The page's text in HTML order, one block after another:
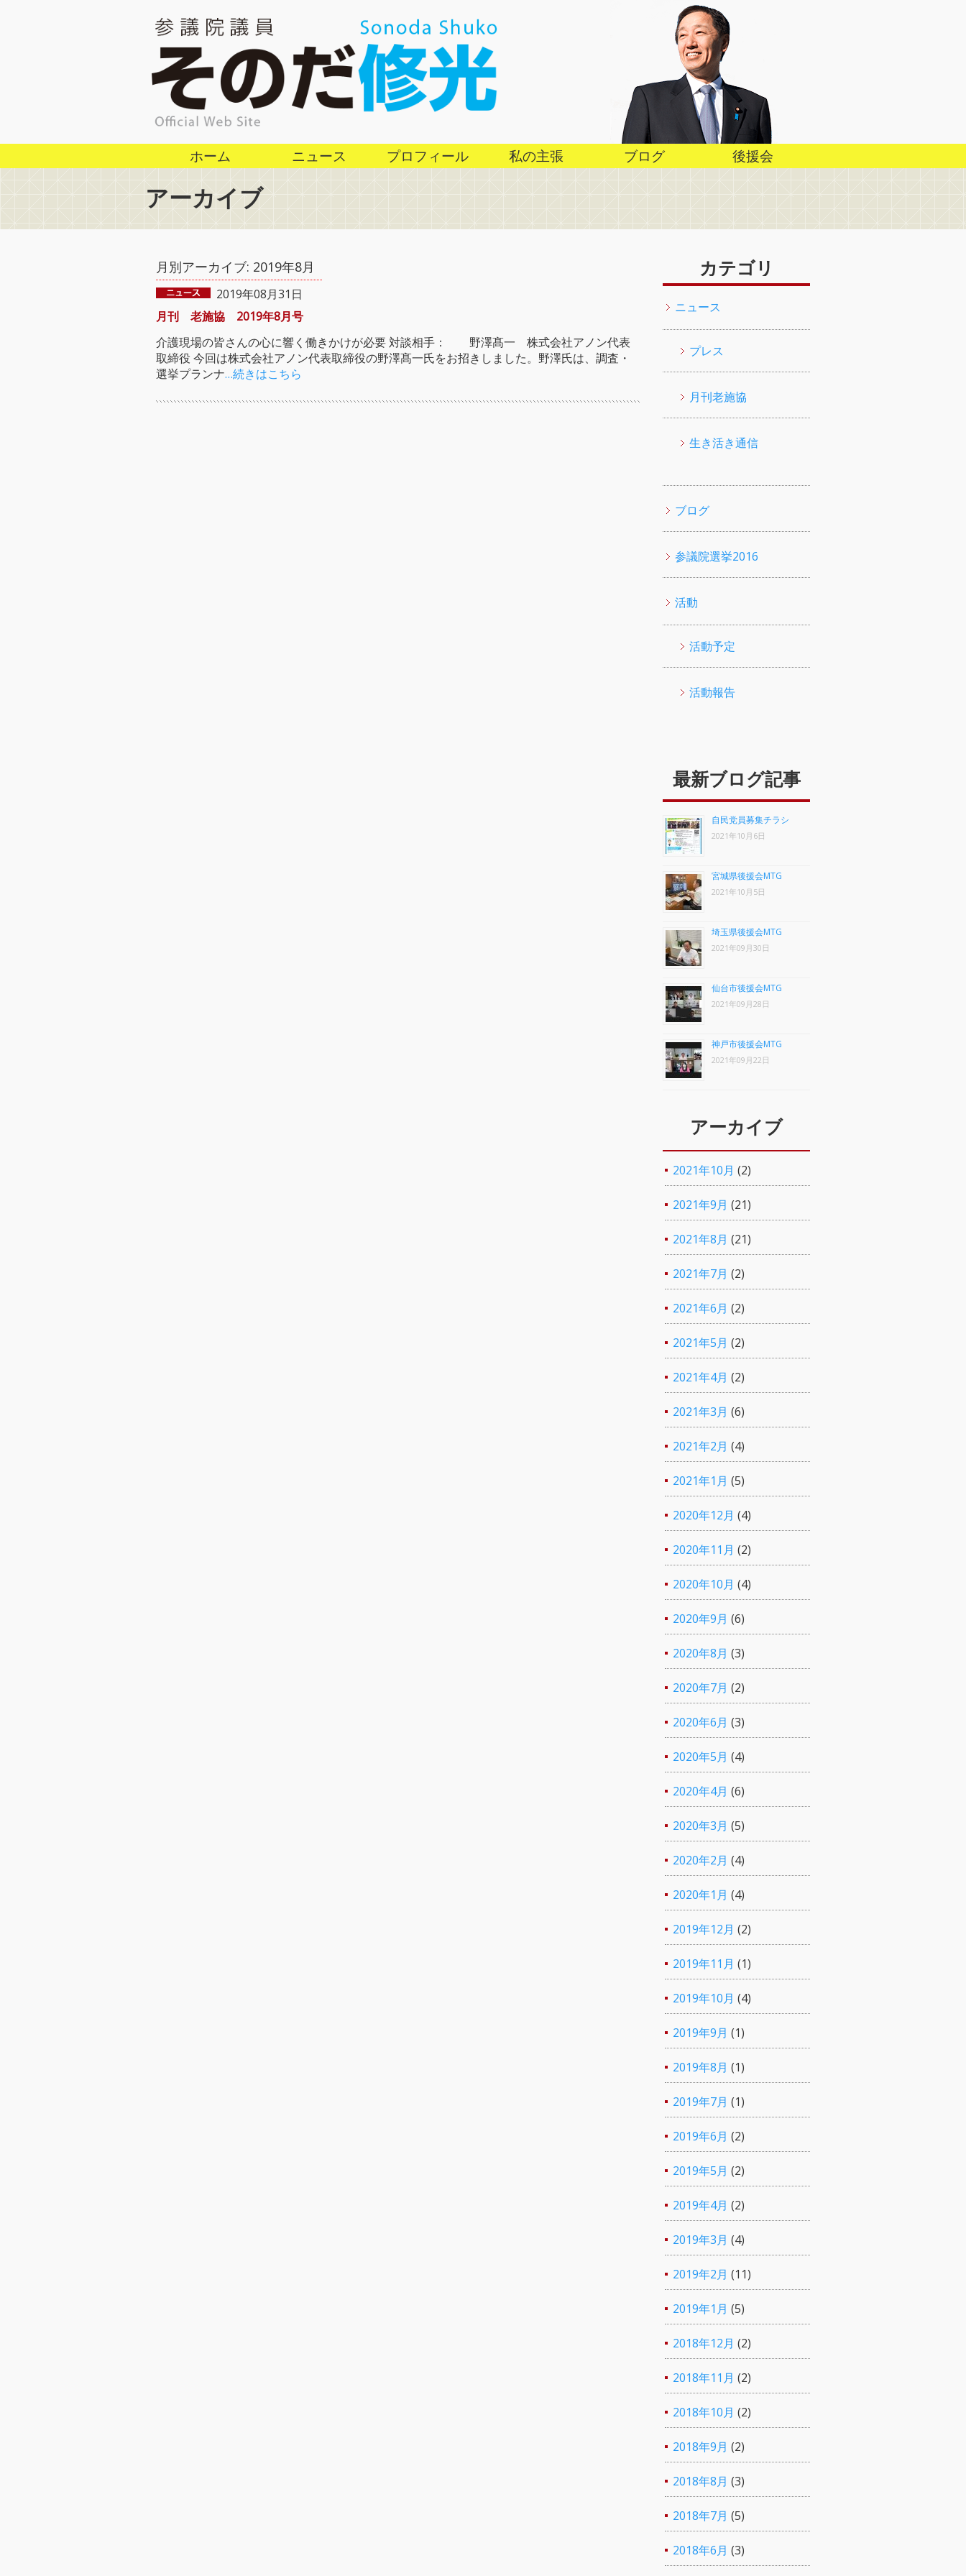
ホーム ニュース プロフィール 私の主張 ブログ 後援会
アーカイブ
月別アーカイブ: 2019年8月
2019年08月31日
月刊 老施協 2019年8月号
介護現場の皆さんの心に響く働きかけが必要 対談相手： 野澤髙一 株式会社アノン代表
取締役 今回は株式会社アノン代表取締役の野澤髙一氏をお招きしました。野澤氏は、調査・
選挙プランナ…続きはこちら
カテゴリ
ニュース
プレス
月刊老施協
生き活き通信
ブログ
参議院選挙2016
活動
活動予定
活動報告
最新ブログ記事
自民党員募集チラシ
2021年10月6日
宮城県後援会MTG
2021年10月5日
埼玉県後援会MTG
2021年09月30日
仙台市後援会MTG
2021年09月28日
神戸市後援会MTG
2021年09月22日
アーカイブ
2021年10月 (2)
2021年9月 (21)
2021年8月 (21)
2021年7月 (2)
2021年6月 (2)
2021年5月 (2)
2021年4月 (2)
2021年3月 (6)
2021年2月 (4)
2021年1月 (5)
2020年12月 (4)
2020年11月 (2)
2020年10月 (4)
2020年9月 (6)
2020年8月 (3)
2020年7月 (2)
2020年6月 (3)
2020年5月 (4)
2020年4月 (6)
2020年3月 (5)
2020年2月 (4)
2020年1月 (4)
2019年12月 (2)
2019年11月 (1)
2019年10月 (4)
2019年9月 (1)
2019年8月 (1)
2019年7月 (1)
2019年6月 (2)
2019年5月 (2)
2019年4月 (2)
2019年3月 (4)
2019年2月 (11)
2019年1月 (5)
2018年12月 (2)
2018年11月 (2)
2018年10月 (2)
2018年9月 (2)
2018年8月 (3)
2018年7月 (5)
2018年6月 (3)